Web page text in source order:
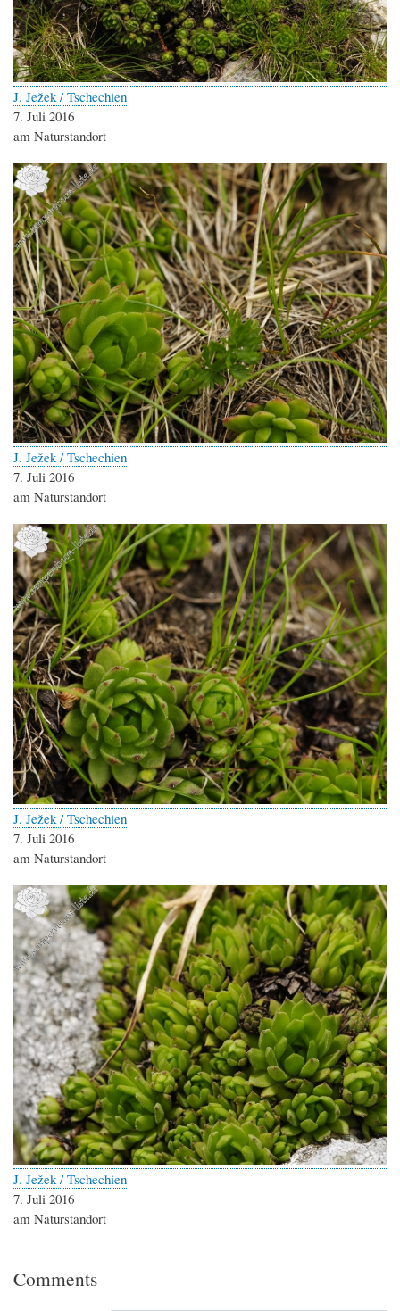
J. Ježek / Tschechien
7. Juli 2016
am Naturstandort
J. Ježek / Tschechien
7. Juli 2016
am Naturstandort
J. Ježek / Tschechien
7. Juli 2016
am Naturstandort
J. Ježek / Tschechien
7. Juli 2016
am Naturstandort
Comments